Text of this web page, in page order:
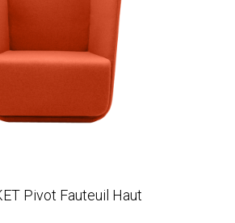
Pivot Fauteuil Haut